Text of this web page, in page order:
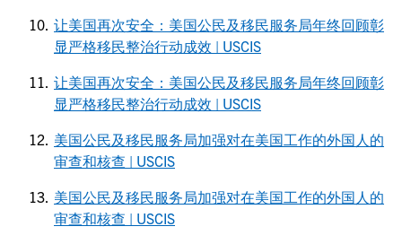
让美国再次安全：美国公民及移民服务局年终回顾彰
显严格移民整治行动成效 | USCIS
让美国再次安全：美国公民及移民服务局年终回顾彰
显严格移民整治行动成效 | USCIS
美国公民及移民服务局加强对在美国工作的外国人的
审查和核查 | USCIS
美国公民及移民服务局加强对在美国工作的外国人的
审查和核查 | USCIS